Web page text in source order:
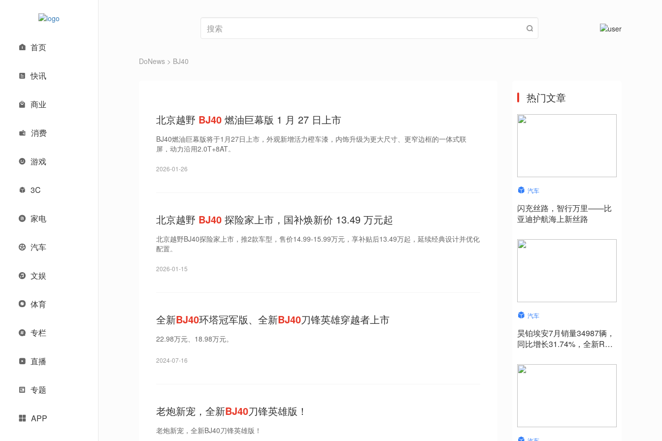
首页
快讯
商业
消费
游戏
3C
家电
汽车
文娱
体育
专栏
直播
专题
APP
DoNews > BJ40
北京越野 BJ40 燃油巨幕版 1 月 27 日上市
BJ40燃油巨幕版将于1月27日上市，外观新增活力橙车漆，内饰升级为更大尺寸、更窄边框的一体式联
屏，动力沿用2.0T+8AT。
2026-01-26
北京越野 BJ40 探险家上市，国补焕新价 13.49 万元起
北京越野BJ40探险家上市，推2款车型，售价14.99-15.99万元，享补贴后13.49万起，延续经典设计并优化
配置。
2026-01-15
全新BJ40环塔冠军版、全新BJ40刀锋英雄穿越者上市
22.98万元、18.98万元。
2024-07-16
老炮新宠，全新BJ40刀锋英雄版！
老炮新宠，全新BJ40刀锋英雄版！
热门文章
汽车
闪充丝路，智行万里——比
亚迪护航海上新丝路
汽车
昊铂埃安7月销量34987辆，
同比增长31.74%，全新Ray